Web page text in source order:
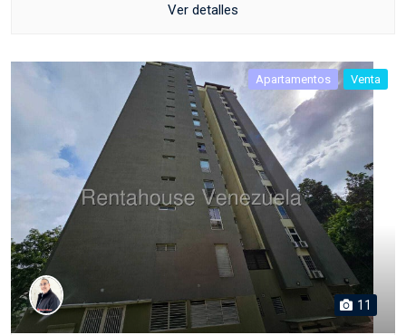
Ver detalles
Apartamentos Venta
11